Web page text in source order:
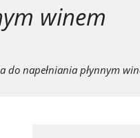
winem
do napełniania płynnym